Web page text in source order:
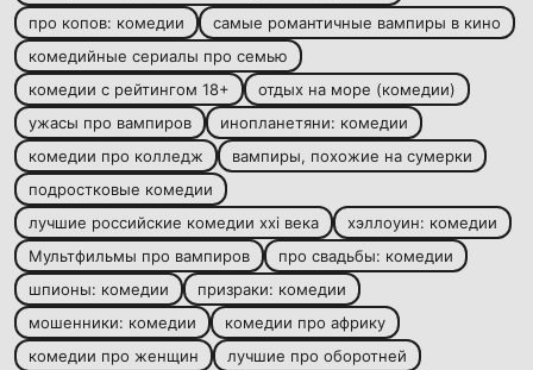
про копов: комедии
самые романтичные вампиры в кино
комедийные сериалы про семью
комедии с рейтингом 18+
отдых на море (комедии)
ужасы про вампиров
инопланетяни: комедии
комедии про колледж
вампиры, похожие на сумерки
подростковые комедии
лучшие российские комедии xxi века
хэллоуин: комедии
Мультфильмы про вампиров
про свадьбы: комедии
шпионы: комедии
призраки: комедии
мошенники: комедии
комедии про африку
комедии про женщин
лучшие про оборотней